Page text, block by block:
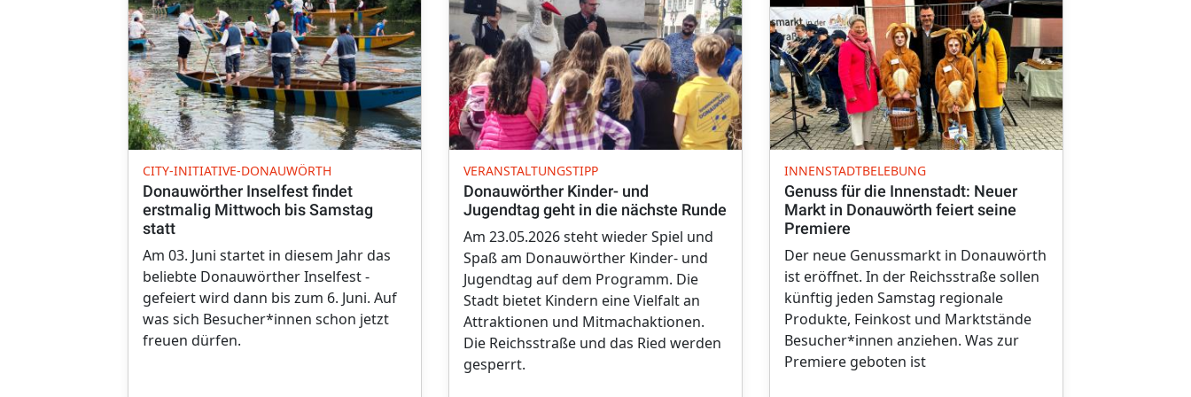
CITY-INITIATIVE-DONAUWÖRTH
Donauwörther Inselfest findet
erstmalig Mittwoch bis Samstag
statt
Am 03. Juni startet in diesem Jahr das
beliebte Donauwörther Inselfest -
gefeiert wird dann bis zum 6. Juni. Auf
was sich Besucher*innen schon jetzt
freuen dürfen.
VERANSTALTUNGSTIPP
Donauwörther Kinder- und
Jugendtag geht in die nächste Runde
Am 23.05.2026 steht wieder Spiel und
Spaß am Donauwörther Kinder- und
Jugendtag auf dem Programm. Die
Stadt bietet Kindern eine Vielfalt an
Attraktionen und Mitmachaktionen.
Die Reichsstraße und das Ried werden
gesperrt.
INNENSTADTBELEBUNG
Genuss für die Innenstadt: Neuer
Markt in Donauwörth feiert seine
Premiere
Der neue Genussmarkt in Donauwörth
ist eröffnet. In der Reichsstraße sollen
künftig jeden Samstag regionale
Produkte, Feinkost und Marktstände
Besucher*innen anziehen. Was zur
Premiere geboten ist